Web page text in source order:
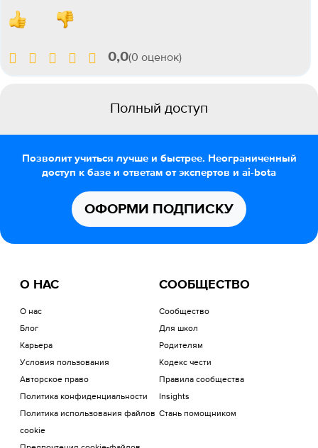
0,0(0 оценок)
Полный доступ
Позволит учиться лучше и быстрее. Неограниченный
доступ к базе и ответам от экспертов и ai-bota
ОФОРМИ ПОДПИСКУ
О НАС
О нас
Блог
Карьера
Условия пользования
Авторское право
Политика конфиденциальности
Политика использования файлов
cookie
СООБЩЕСТВО
Сообщество
Для школ
Родителям
Кодекс чести
Правила сообщества
Insights
Стань помощником